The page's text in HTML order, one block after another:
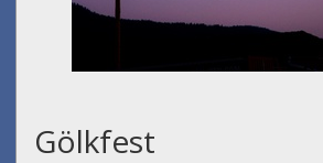
Gölkfest